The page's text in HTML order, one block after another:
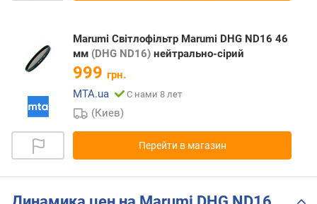
Marumi Світлофільтр Marumi DHG ND16 46
мм (DHG ND16) нейтрально-сірий
999 грн.
MTA.ua
С нами 8 лет
(Киев)
Перейти в магазин